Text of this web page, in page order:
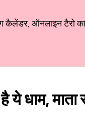
ऑनलाइन टैरो
ये धाम,